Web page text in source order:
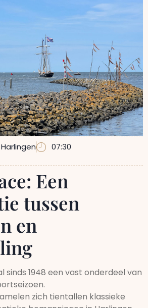
Harlingen 07:30
Een
tussen
en
sinds 1948 een vast onderdeel van
zich tientallen klassieke